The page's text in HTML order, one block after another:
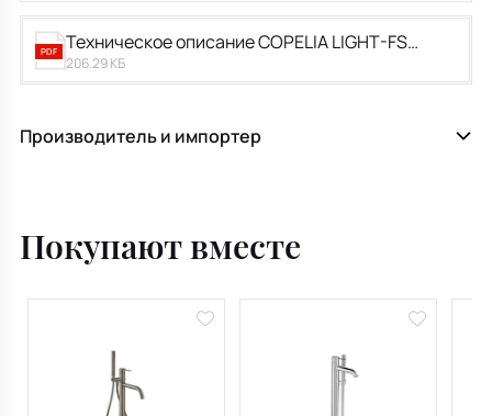
PDF
Техническое описание COPELIA LIGHT-FS
180x80.pdf
206.29 КБ
Производитель и импортер
Покупают вместе